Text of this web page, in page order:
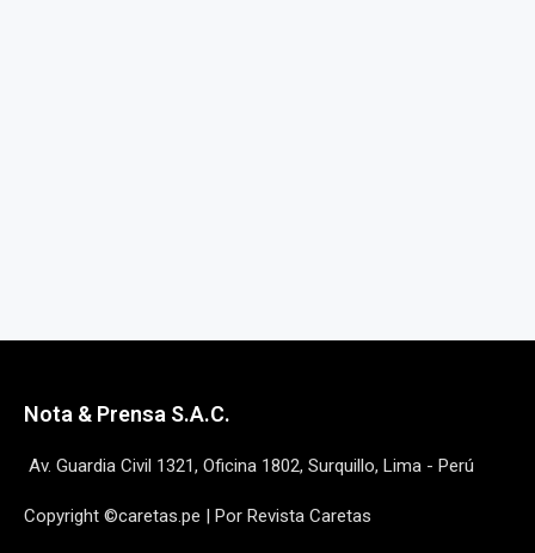
Nota & Prensa S.A.C.
Av. Guardia Civil 1321, Oficina 1802, Surquillo, Lima - Perú
Copyright ©caretas.pe | Por Revista Caretas